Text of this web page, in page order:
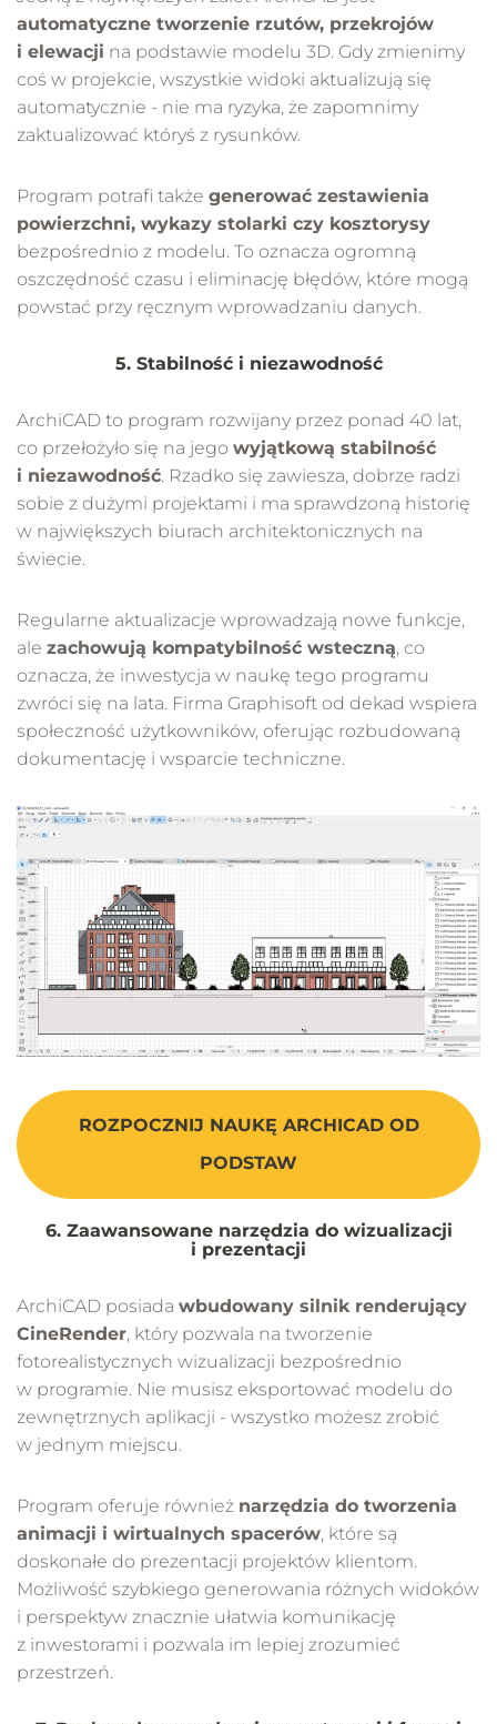
automatyczne tworzenie rzutów, przekrojów
i elewacji na podstawie modelu 3D. Gdy zmienimy
coś w projekcie, wszystkie widoki aktualizują się
automatycznie - nie ma ryzyka, że zapomnimy
zaktualizować któryś z rysunków.
Program potrafi także generować zestawienia
powierzchni, wykazy stolarki czy kosztorysy
bezpośrednio z modelu. To oznacza ogromną
oszczędność czasu i eliminację błędów, które mogą
powstać przy ręcznym wprowadzaniu danych.
5. Stabilność i niezawodność
ArchiCAD to program rozwijany przez ponad 40 lat,
co przełożyło się na jego wyjątkową stabilność
i niezawodność. Rzadko się zawiesza, dobrze radzi
sobie z dużymi projektami i ma sprawdzoną historię
w największych biurach architektonicznych na
świecie.
Regularne aktualizacje wprowadzają nowe funkcje,
ale zachowują kompatybilność wsteczną, co
oznacza, że inwestycja w naukę tego programu
zwróci się na lata. Firma Graphisoft od dekad wspiera
społeczność użytkowników, oferując rozbudowaną
dokumentację i wsparcie techniczne.
ROZPOCZNIJ NAUKĘ ARCHICAD OD
PODSTAW
6. Zaawansowane narzędzia do wizualizacji
i prezentacji
ArchiCAD posiada wbudowany silnik renderujący
CineRender, który pozwala na tworzenie
fotorealistycznych wizualizacji bezpośrednio
w programie. Nie musisz eksportować modelu do
zewnętrznych aplikacji - wszystko możesz zrobić
w jednym miejscu.
Program oferuje również narzędzia do tworzenia
animacji i wirtualnych spacerów, które są
doskonałe do prezentacji projektów klientom.
Możliwość szybkiego generowania różnych widoków
i perspektyw znacznie ułatwia komunikację
z inwestorami i pozwala im lepiej zrozumieć
przestrzeń.